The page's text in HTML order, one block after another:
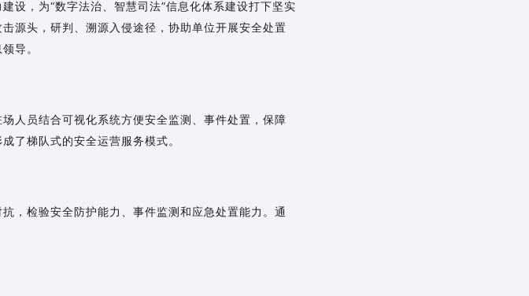
设，为“数字法治、智慧司法”信息化体系建设打下坚实
源头，研判、溯源入侵途径，协助单位开展安全处置
导。
人员结合可视化系统方便安全监测、事件处置，保障
了梯队式的安全运营服务模式。
，检验安全防护能力、事件监测和应急处置能力。通